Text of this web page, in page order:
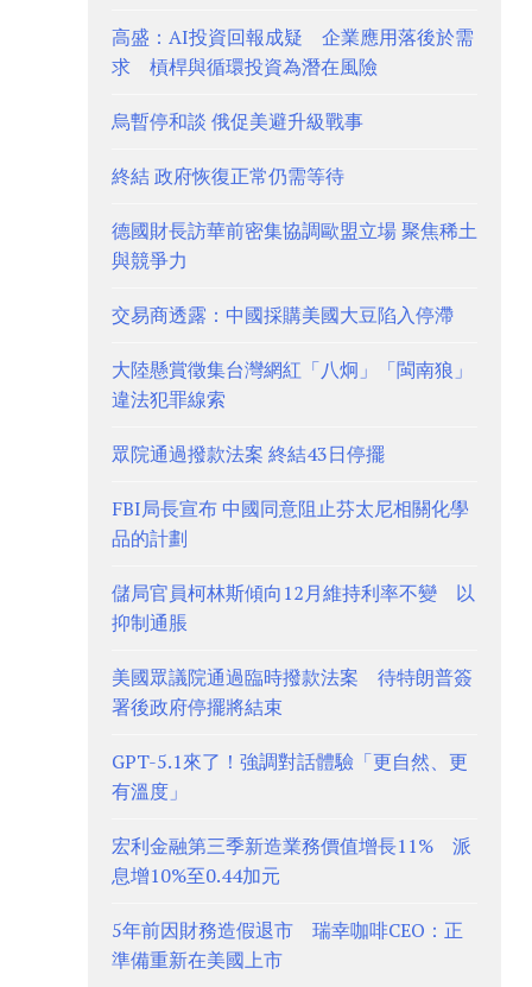
高盛：AI投資回報成疑 企業應用落後於需
求 槓桿與循環投資為潛在風險
烏暫停和談 俄促美避升級戰事
終結 政府恢復正常仍需等待
德國財長訪華前密集協調歐盟立場 聚焦稀土
與競爭力
交易商透露：中國採購美國大豆陷入停滯
大陸懸賞徵集台灣網紅「八炯」「閩南狼」
違法犯罪線索
眾院通過撥款法案 終結43日停擺
FBI局長宣布 中國同意阻止芬太尼相關化學
品的計劃
儲局官員柯林斯傾向12月維持利率不變 以
抑制通脹
美國眾議院通過臨時撥款法案 待特朗普簽
署後政府停擺將結束
GPT-5.1來了！強調對話體驗「更自然、更
有溫度」
宏利金融第三季新造業務價值增長11% 派
息增10%至0.44加元
5年前因財務造假退市 瑞幸咖啡CEO：正
準備重新在美國上市